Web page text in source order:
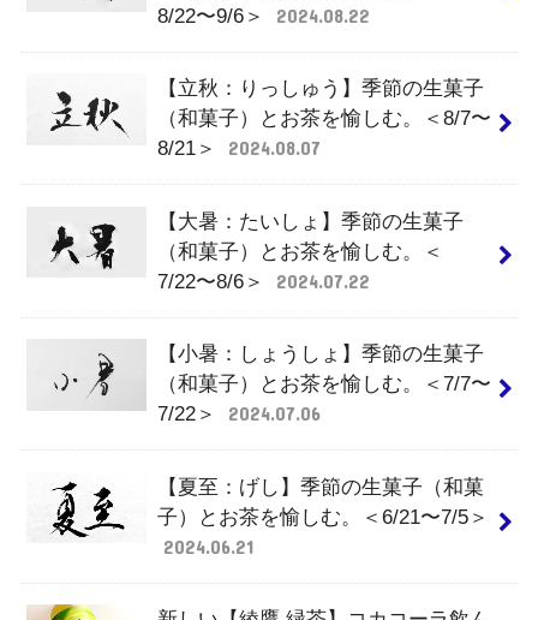
8/22〜9/6＞
2024.08.22
【立秋：りっしゅう】季節の生菓子
（和菓子）とお茶を愉しむ。＜8/7〜
8/21＞
2024.08.07
【大暑：たいしょ】季節の生菓子
（和菓子）とお茶を愉しむ。＜
7/22〜8/6＞
2024.07.22
【小暑：しょうしょ】季節の生菓子
（和菓子）とお茶を愉しむ。＜7/7〜
7/22＞
2024.07.06
【夏至：げし】季節の生菓子（和菓
子）とお茶を愉しむ。＜6/21〜7/5＞
2024.06.21